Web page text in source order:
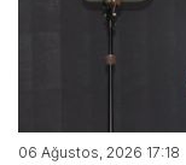
06 Ağustos, 2026 17:18